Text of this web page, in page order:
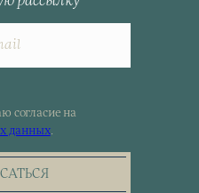
согласие на
данных.